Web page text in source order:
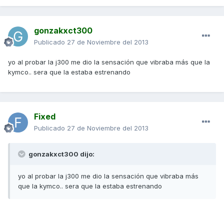
gonzakxct300
Publicado 27 de Noviembre del 2013
yo al probar la j300 me dio la sensación que vibraba más que la
kymco.. sera que la estaba estrenando
Fixed
Publicado 27 de Noviembre del 2013
gonzakxct300 dijo:
yo al probar la j300 me dio la sensación que vibraba más
que la kymco.. sera que la estaba estrenando